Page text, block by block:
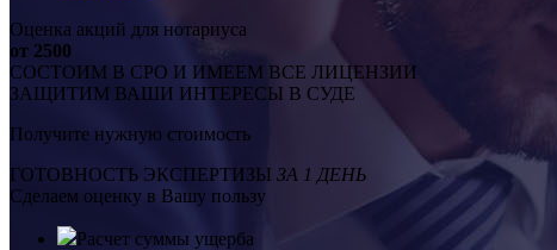
Оценка акций для нотариуса
от 2500
СОСТОИМ В СРО И ИМЕЕМ ВСЕ ЛИЦЕНЗИИ
ЗАЩИТИМ ВАШИ ИНТЕРЕСЫ В СУДЕ
Получите нужную стоимость
ГОТОВНОСТЬ ЭКСПЕРТИЗЫ ЗА 1 ДЕНЬ
Сделаем оценку в Вашу пользу
Расчет суммы ущерба